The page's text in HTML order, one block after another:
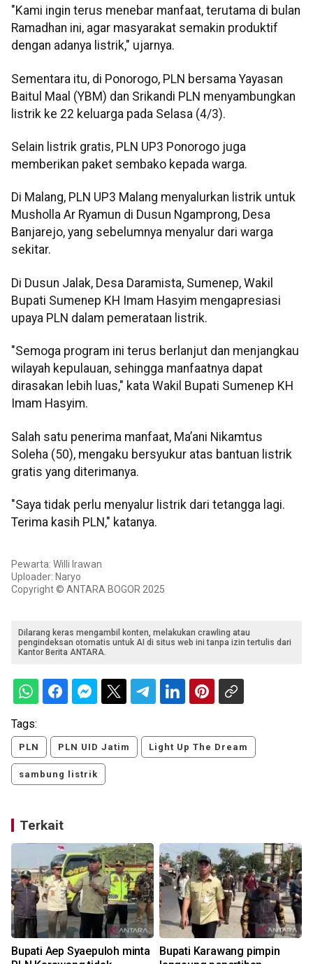
"Kami ingin terus menebar manfaat, terutama di bulan
Ramadhan ini, agar masyarakat semakin produktif
dengan adanya listrik," ujarnya.
Sementara itu, di Ponorogo, PLN bersama Yayasan
Baitul Maal (YBM) dan Srikandi PLN menyambungkan
listrik ke 22 keluarga pada Selasa (4/3).
Selain listrik gratis, PLN UP3 Ponorogo juga
memberikan paket sembako kepada warga.
Di Malang, PLN UP3 Malang menyalurkan listrik untuk
Musholla Ar Ryamun di Dusun Ngamprong, Desa
Banjarejo, yang sebelumnya menyalur dari warga
sekitar.
Di Dusun Jalak, Desa Daramista, Sumenep, Wakil
Bupati Sumenep KH Imam Hasyim mengapresiasi
upaya PLN dalam pemerataan listrik.
"Semoga program ini terus berlanjut dan menjangkau
wilayah kepulauan, sehingga manfaatnya dapat
dirasakan lebih luas," kata Wakil Bupati Sumenep KH
Imam Hasyim.
Salah satu penerima manfaat, Ma’ani Nikamtus
Soleha (50), mengaku bersyukur atas bantuan listrik
gratis yang diterimanya.
"Saya tidak perlu menyalur listrik dari tetangga lagi.
Terima kasih PLN," katanya.
Pewarta: Willi Irawan
Uploader: Naryo
Copyright © ANTARA BOGOR 2025
Dilarang keras mengambil konten, melakukan crawling atau
pengindeksan otomatis untuk AI di situs web ini tanpa izin tertulis dari
Kantor Berita ANTARA.
Tags:
PLN PLN UID Jatim Light Up The Dream
sambung listrik
Terkait
Bupati Aep Syaepuloh minta
Bupati Karawang pimpin